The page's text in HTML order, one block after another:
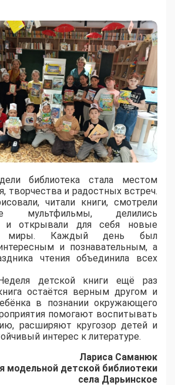
библиотека стала местом
творчества и радостных встреч.
читали книги, смотрели
мультфильмы, делились
и открывали для себя новые
миры. Каждый день был
и познавательным, а
чтения объединила всех
детской книги ещё раз
остаётся верным другом и
в познании окружающего
помогают воспитывать
расширяют кругозор детей и
интерес к литературе.
Лариса Саманюк
модельной детской библиотеки
села Дарьинское